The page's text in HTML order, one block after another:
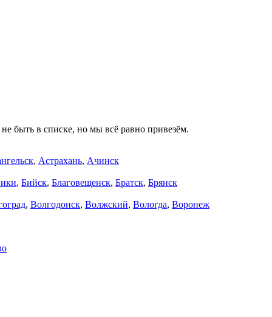
быть в списке, но мы всё равно привезём.
, Астрахань, Ачинск
, Бийск, Благовещенск, Братск, Брянск
, Волгодонск, Волжский, Вологда, Воронеж